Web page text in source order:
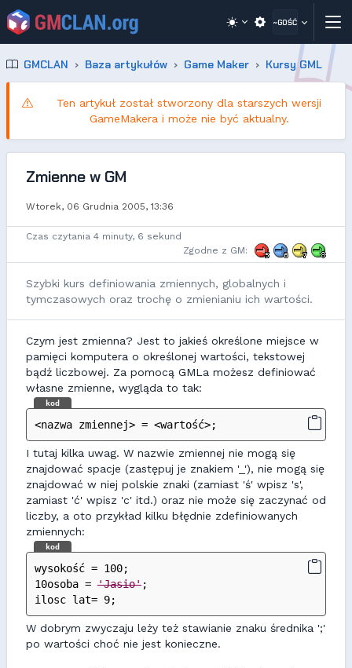
~GOŚĆ
GMCLAN Baza artykułów Game Maker Kursy GML
Ten artykuł został stworzony dla starszych wersji
GameMakera i może nie być aktualny.
Zmienne w GM
Wtorek, 06 Grudnia 2005, 13:36
Czas czytania 4 minuty, 6 sekund
Zgodne z GM:
Szybki kurs definiowania zmiennych, globalnych i
tymczasowych oraz trochę o zmienianiu ich wartości.
Czym jest zmienna? Jest to jakieś określone miejsce w
pamięci komputera o określonej wartości, tekstowej
bądź liczbowej. Za pomocą GMLa możesz definiować
własne zmienne, wygląda to tak:
kod
<nazwa zmiennej> = <wartość>;
I tutaj kilka uwag. W nazwie zmiennej nie mogą się
znajdować spacje (zastępuj je znakiem '_'), nie mogą się
znajdować w niej polskie znaki (zamiast 'ś' wpisz 's',
zamiast 'ć' wpisz 'c' itd.) oraz nie może się zaczynać od
liczby, a oto przykład kilku błędnie zdefiniowanych
zmiennych:
kod
wysokość = 100;
10osoba = 'Jasio';
ilosc lat= 9;
W dobrym zwyczaju leży też stawianie znaku średnika ';'
po wartości choć nie jest konieczne.